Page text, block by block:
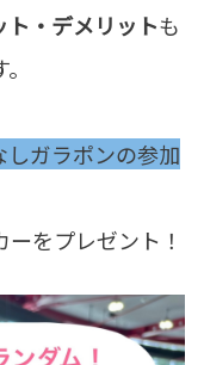
ト・デメリットも
しガラポンの参加
をプレゼント！